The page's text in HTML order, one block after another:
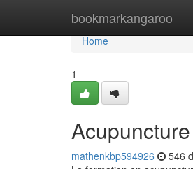
bookmarkangaroo
Home
Home
1
mathenkbp594926 546